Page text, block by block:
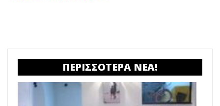
ΠΕΡΙΣΣΟΤΕΡΑ ΝΕΑ!